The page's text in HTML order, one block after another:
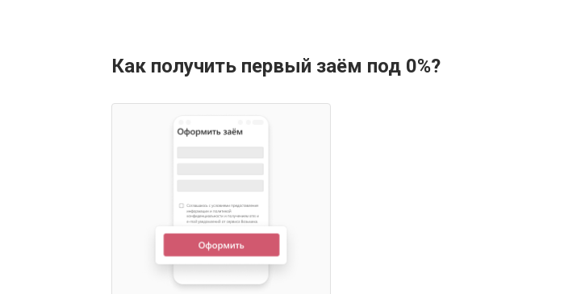
Как получить первый заём под 0%?